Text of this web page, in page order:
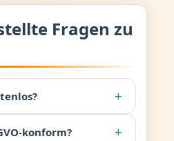
Fragen zu
+
konform? +